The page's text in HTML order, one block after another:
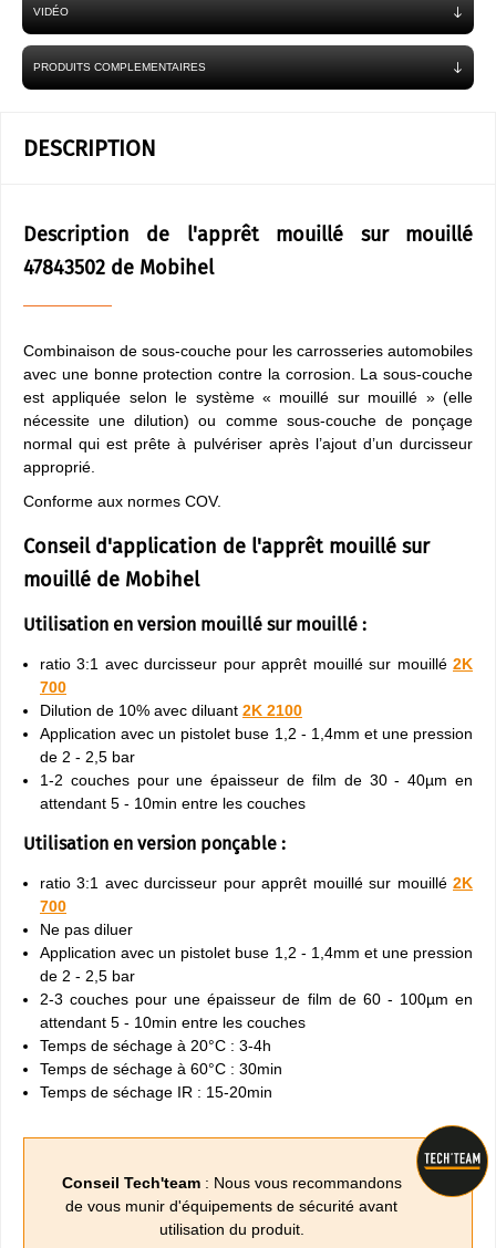
VIDÉO
PRODUITS COMPLEMENTAIRES
DESCRIPTION
Description de l'apprêt mouillé sur mouillé
47843502 de Mobihel
Combinaison de sous-couche pour les carrosseries automobiles
avec une bonne protection contre la corrosion. La sous-couche
est appliquée selon le système « mouillé sur mouillé » (elle
nécessite une dilution) ou comme sous-couche de ponçage
normal qui est prête à pulvériser après l’ajout d’un durcisseur
approprié.
Conforme aux normes COV.
Conseil d'application de l'apprêt mouillé sur
mouillé de Mobihel
Utilisation en version mouillé sur mouillé :
ratio 3:1 avec durcisseur pour apprêt mouillé sur mouillé 2K
700
Dilution de 10% avec diluant 2K 2100
Application avec un pistolet buse 1,2 - 1,4mm et une pression
de 2 - 2,5 bar
1-2 couches pour une épaisseur de film de 30 - 40µm en
attendant 5 - 10min entre les couches
Utilisation en version ponçable :
ratio 3:1 avec durcisseur pour apprêt mouillé sur mouillé 2K
700
Ne pas diluer
Application avec un pistolet buse 1,2 - 1,4mm et une pression
de 2 - 2,5 bar
2-3 couches pour une épaisseur de film de 60 - 100µm en
attendant 5 - 10min entre les couches
Temps de séchage à 20°C : 3-4h
Temps de séchage à 60°C : 30min
Temps de séchage IR : 15-20min
Conseil Tech'team: Nous vous recommandons
de vous munir d'équipements de sécurité avant
utilisation du produit.